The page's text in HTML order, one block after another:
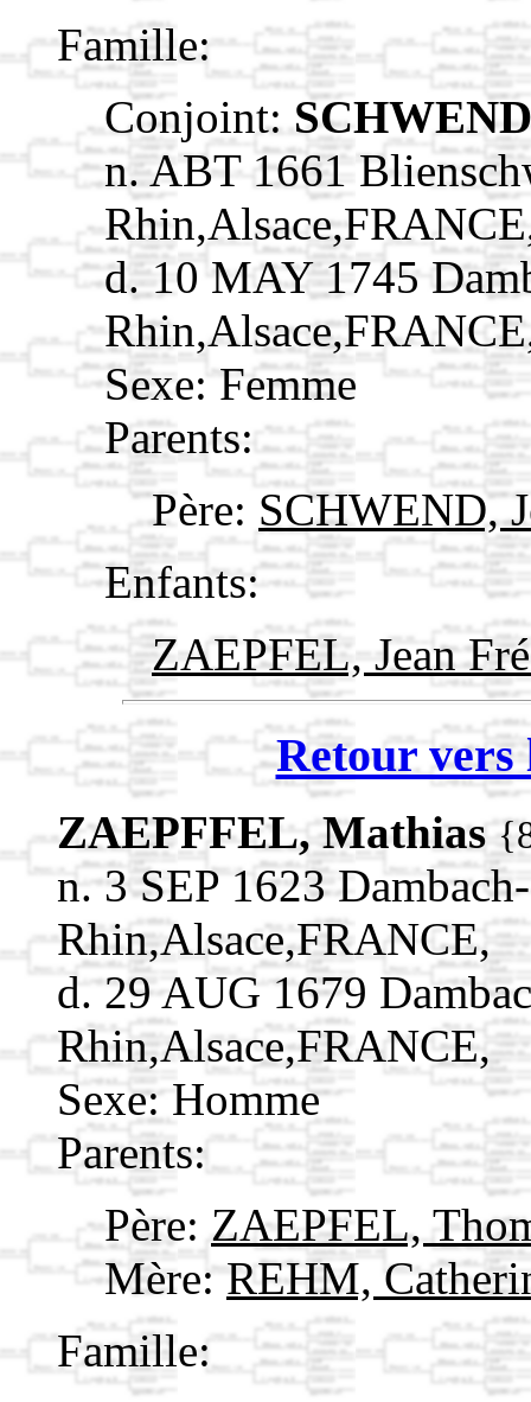
Famille:
Conjoint:
n. ABT 1661
d. 10 MAY 1745
Sexe: Femme
Parents:
Père: SCHWEND,
Enfants:
ZAEPFEL, Jean
Retour vers
ZAEPFFEL, Mathias
n. 3 SEP 1623
Rhin,Alsace,FRANCE,
d. 29 AUG 1679
Rhin,Alsace,FRANCE,
Sexe: Homme
Parents:
Père: ZAEPFEL,
Mère:REHM,
Famille: